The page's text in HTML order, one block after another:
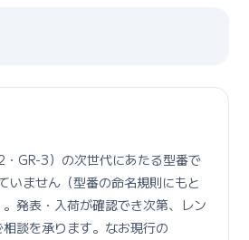
GR-3）の次世代にあたる型番で
ません（型番の命名規則にもと
発表・入荷が確認でき次第、レン
談を承ります。なお現行の